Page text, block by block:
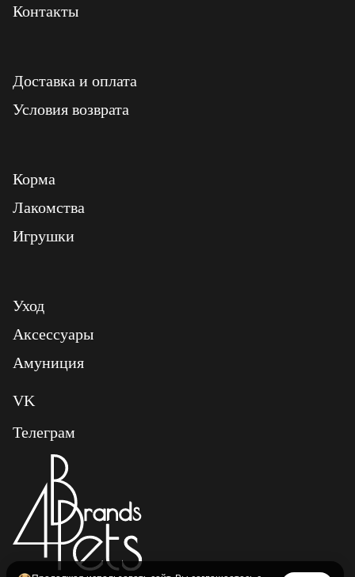
Контакты
Доставка и оплата
Условия возврата
Корма
Лакомства
Игрушки
Уход
Аксессуары
Амуниция
VK
Телеграм